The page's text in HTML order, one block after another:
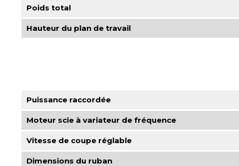
Poids total
Hauteur du plan de travail
Puissance raccordée
Moteur scie à variateur de fréquence
Vitesse de coupe réglable
Dimensions du ruban